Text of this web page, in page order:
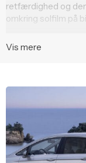
retfærdighed og
omkring solfilm på
Vis mere